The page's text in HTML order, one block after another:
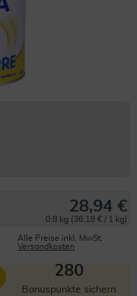
28,94 €
0.8 kg (36,18 € / 1 kg)
Alle Preise inkl. MwSt.
Versandkosten
280
Bonuspunkte sichern